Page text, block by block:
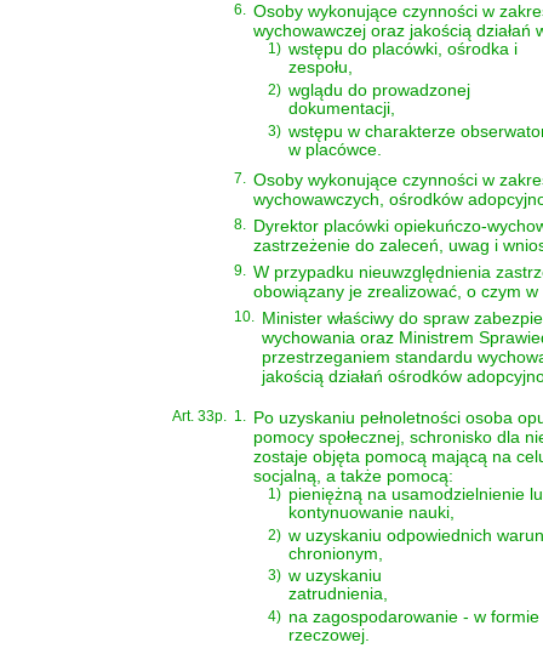
6. Osoby wykonujące czynności w
wychowawczej oraz jakością
1) wstępu do placówki, ośrodka i
zespołu,
2) wglądu do prowadzonej
dokumentacji,
3) wstępu w charakterze
w placówce.
7. Osoby wykonujące czynności w
wychowawczych, ośrodków
8. Dyrektor placówki opiekuńczo-
zastrzeżenie do zaleceń, uwag i
9. W przypadku nieuwzględnienia
obowiązany je zrealizować, o czym
10. Minister właściwy do spraw
wychowania oraz Ministrem
przestrzeganiem standardu
jakością działań ośrodków
Art. 33p. 1. Po uzyskaniu pełnoletności osoba
pomocy społecznej, schronisko dla
zostaje objęta pomocą mającą na
socjalną, a także pomocą:
1) pieniężną na usamodzielnienie
kontynuowanie nauki,
2) w uzyskaniu odpowiednich
chronionym,
3) w uzyskaniu
zatrudnienia,
4) na zagospodarowanie - w formie
rzeczowej.